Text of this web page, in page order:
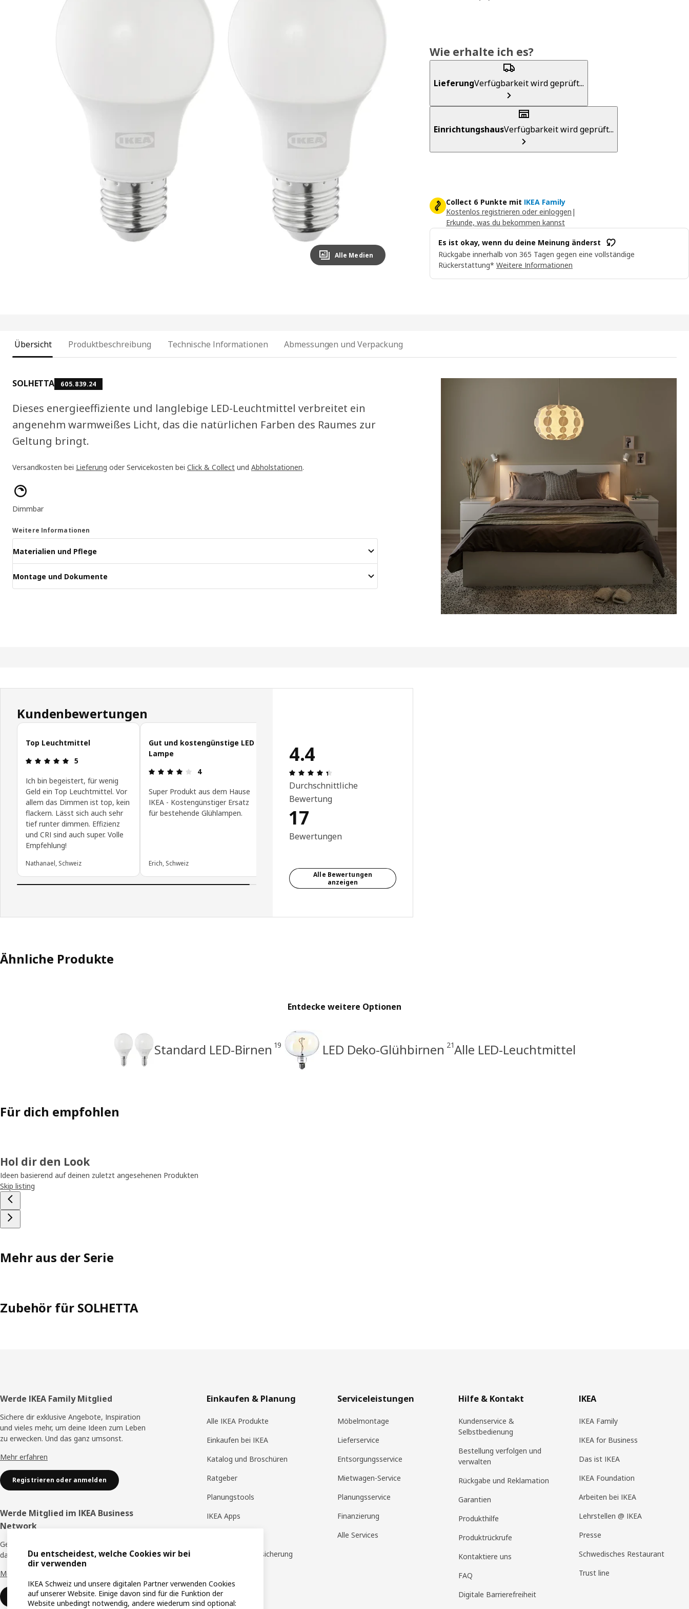
Image zoomed out, normal view
Alle Medien
Wie erhalte ich es?
LieferungVerfügbarkeit wird geprüft...
EinrichtungshausVerfügbarkeit wird geprüft...
Collect 6 Punkte mit IKEA Family
Kostenlos registrieren oder einloggen |
Erkunde, was du bekommen kannst
Es ist okay, wenn du deine Meinung änderst
Rückgabe innerhalb von 365 Tagen gegen eine vollständige
Rückerstattung* Weitere Informationen
Übersicht Produktbeschreibung Technische Informationen Abmessungen und Verpackung
SOLHETTA 605.839.24
Dieses energieeffiziente und langlebige LED-Leuchtmittel verbreitet ein
angenehm warmweißes Licht, das die natürlichen Farben des Raumes zur
Geltung bringt.
Versandkosten bei Lieferung oder Servicekosten bei Click & Collect und Abholstationen.
Produktmerkmale
Dimmbar
Weitere Informationen
Materialien und Pflege
Montage und Dokumente
Kundenbewertungen
Kundenbewertungen überspringen
Top Leuchtmittel
Bewertung: 5 von 5 Sterne
5
Ich bin begeistert, für wenig
Geld ein Top Leuchtmittel. Vor
allem das Dimmen ist top, kein
flackern. Lässt sich auch sehr
tief runter dimmen. Effizienz
und CRI sind auch super. Volle
Empfehlung!
Nathanael, Schweiz
Gut und kostengünstige LED
Lampe
Bewertung: 4 von 5 Sterne
4
Super Produkt aus dem Hause
IKEA - Kostengünstiger Ersatz
für bestehende Glühlampen.
Erich, Schweiz
4.4
Durchschnittliche
Bewertung
17
Bewertungen
Alle Bewertungen
anzeigen
Ähnliche Produkte
Entdecke weitere Optionen
Standard LED-Birnen 19 LED Deko-Glühbirnen 21Alle LED-Leuchtmittel
Für dich empfohlen
Hol dir den Look
Ideen basierend auf deinen zuletzt angesehenen Produkten
Skip listing
Mehr aus der Serie
Zubehör für SOLHETTA
Fusszeile
Werde IKEA Family Mitglied
Sichere dir exklusive Angebote, Inspiration
und vieles mehr, um deine Ideen zum Leben
zu erwecken. Und das ganz umsonst.
Mehr erfahren
Registrieren oder anmelden
Werde Mitglied im IKEA Business
Network
Geniesse zahlreiche exklusive Vorteile, um
das Leben bei der Arbeit zu verbessern.
Mehr erfahren
Registrieren oder anmelden
Einkaufen & Planung
Alle IKEA Produkte
Einkaufen bei IKEA
Katalog und Broschüren
Ratgeber
Planungstools
IKEA Apps
IKEA Hausratversicherung
Serviceleistungen
Möbelmontage
Lieferservice
Entsorgungsservice
Mietwagen-Service
Planungsservice
Finanzierung
Alle Services
Hilfe & Kontakt
Kundenservice &
Selbstbedienung
Bestellung verfolgen und
verwalten
Rückgabe und Reklamation
Garantien
Produkthilfe
Produktrückrufe
Kontaktiere uns
FAQ
Digitale Barrierefreiheit
IKEA
IKEA Family
IKEA for Business
Das ist IKEA
IKEA Foundation
Arbeiten bei IKEA
Lehrstellen @ IKEA
Presse
Schwedisches Restaurant
Trust line
Du entscheidest, welche Cookies wir bei
dir verwenden
IKEA Schweiz und unsere digitalen Partner verwenden Cookies
auf unserer Website. Einige davon sind für die Funktion der
Website unbedingt notwendig, andere wiederum sind optional: